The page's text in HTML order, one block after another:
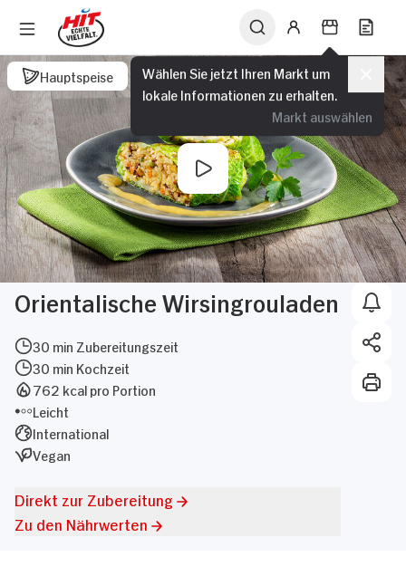
Wählen Sie jetzt Ihren Markt um
lokale Informationen zu erhalten.
Markt auswählen
Hauptspeise
Orientalische Wirsingrouladen
30 min Zubereitungszeit
30 min Kochzeit
762 kcal pro Portion
Leicht
International
Vegan
Direkt zur Zubereitung
Zu den Nährwerten